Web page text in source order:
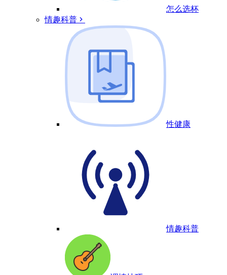
怎么选杯
情趣科普
性健康
情趣科普